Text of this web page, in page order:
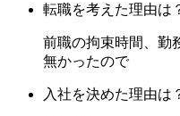
転職を考えた理由は
前職の拘束時間、勤
無かったので
入社を決めた理由は